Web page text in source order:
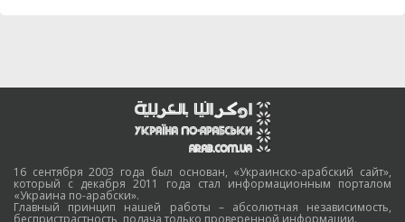
16 сентября 2003 года был основан, «Украинско-арабский сайт»,
который с декабря 2011 года стал информационным порталом
«Украина по-арабски».
Главный принцип нашей работы – абсолютная независимость,
беспристрастность, подача только проверенной информации.